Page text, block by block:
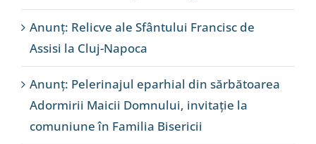
Anunț: Relicve ale Sfântului Francisc de
Assisi la Cluj-Napoca
Anunț: Pelerinajul eparhial din sărbătoarea
Adormirii Maicii Domnului, invitație la
comuniune în Familia Bisericii